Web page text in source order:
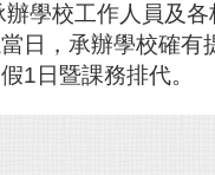
學校工作人員及
日，承辦學校確有
1日暨課務排代。